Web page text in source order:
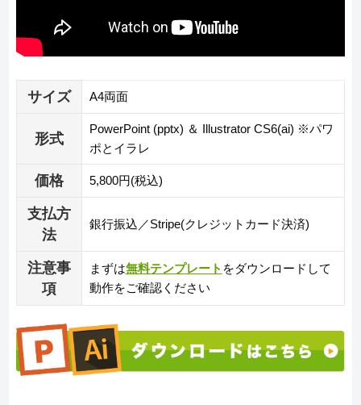
サイズ A4両面
形式
PowerPoint (pptx) ＆ Illustrator CS6(ai) ※パワ
ポとイラレ
価格 5,800円(税込)
支払方
法
銀行振込／Stripe(クレジットカード決済)
注意事
項
まずは無料テンプレート をダウンロードして
動作をご確認ください